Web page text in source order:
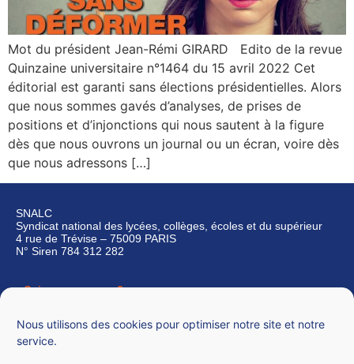
Nous utilisons des cookies pour optimiser notre site et notre
service.
Mot du président Jean-Rémi GIRARD Edito de la revue
Quinzaine universitaire n°1464 du 15 avril 2022 Cet
éditorial est garanti sans élections présidentielles. Alors
que nous sommes gavés d’analyses, de prises de
positions et d’injonctions qui nous sautent à la figure
dès que nous ouvrons un journal ou un écran, voire dès
que nous adressons […]
SNALC
Syndicat national des lycées, collèges, écoles et du supérieur
4 rue de Trévise – 75009 PARIS
N° Siren 784 312 282
Qui sommes-nous ?